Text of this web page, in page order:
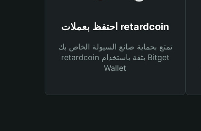
احتفظ بعملات retardcoin
تمتع بحماية صانع السيولة الخاص بك
retardcoin بثقة باستخدام Bitget
Wallet